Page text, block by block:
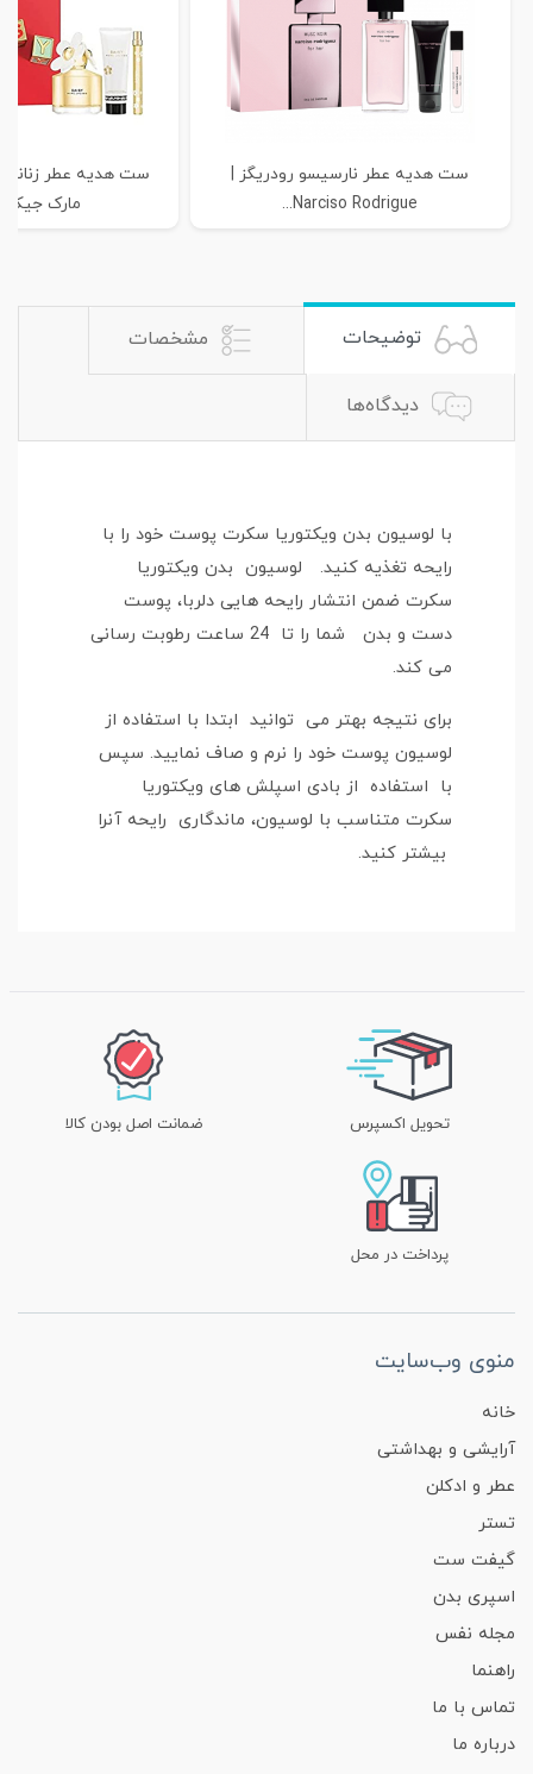
ست هدیه عطر نارسیسو رودریگز |
Narciso Rodrigue...
مارک
توضیحات مشخصات
دیدگاه‌ها
با لوسیون بدن ویکتوریا سکرت پوست خود را با
رایحه تغذیه کنید. لوسیون بدن ویکتوریا
سکرت ضمن انتشار رایحه هایی دلربا، پوست
دست و بدن شما را تا 24 ساعت رطوبت رسانی
می کند.
برای نتیجه بهتر می توانید ابتدا با استفاده از
لوسیون پوست خود را نرم و صاف نمایید. سپس
با استفاده از بادی اسپلش های ویکتوریا
سکرت متناسب با لوسیون، ماندگاری رایحه آنرا
بیشتر کنید.
تحویل اکسپرس ضمانت اصل بودن کالا
پرداخت در محل
منوی وب‌سایت
خانه
آرایشی و بهداشتی
عطر و ادکلن
تستر
گیفت ست
اسپری بدن
مجله نفس
راهنما
تماس با ما
درباره ما